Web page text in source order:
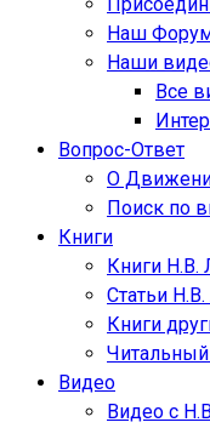
Наш
Наши
Все
Вопрос-Ответ
О
Поиск по
Книги
Книги
Статьи
Книги
Читальный
Видео
Видео с